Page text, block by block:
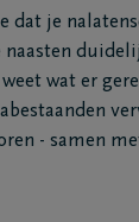
je
wat er
- samen